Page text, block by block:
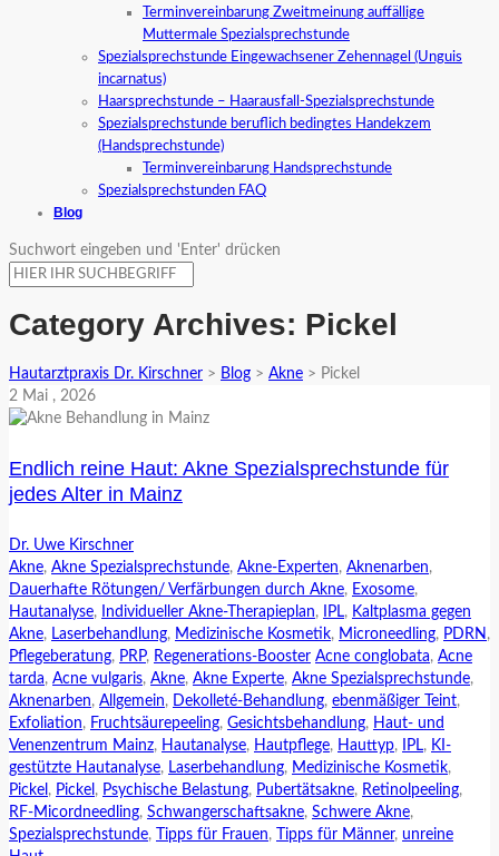
Terminvereinbarung Zweitmeinung auffällige
Muttermale Spezialsprechstunde
Spezialsprechstunde Eingewachsener Zehennagel (Unguis
incarnatus)
Haarsprechstunde – Haarausfall-Spezialsprechstunde
Spezialsprechstunde beruflich bedingtes Handekzem
(Handsprechstunde)
Terminvereinbarung Handsprechstunde
Spezialsprechstunden FAQ
Blog
Suchwort eingeben und 'Enter' drücken
Category Archives: Pickel
Hautarztpraxis Dr. Kirschner > Blog > Akne > Pickel
2 Mai , 2026
Endlich reine Haut: Akne Spezialsprechstunde für
jedes Alter in Mainz
Dr. Uwe Kirschner
Akne, Akne Spezialsprechstunde, Akne-Experten, Aknenarben,
Dauerhafte Rötungen/ Verfärbungen durch Akne, Exosome,
Hautanalyse, Individueller Akne-Therapieplan, IPL, Kaltplasma gegen
Akne, Laserbehandlung, Medizinische Kosmetik, Microneedling, PDRN ,
Pflegeberatung, PRP, Regenerations-Booster Acne conglobata, Acne
tarda, Acne vulgaris, Akne, Akne Experte, Akne Spezialsprechstunde,
Aknenarben, Allgemein, Dekolleté-Behandlung, ebenmäßiger Teint,
Exfoliation, Fruchtsäurepeeling, Gesichtsbehandlung, Haut- und
Venenzentrum Mainz, Hautanalyse, Hautpflege, Hauttyp, IPL, KI-
gestützte Hautanalyse, Laserbehandlung, Medizinische Kosmetik,
Pickel , Pickel , Psychische Belastung, Pubertätsakne, Retinolpeeling,
RF-Micordneedling, Schwangerschaftsakne, Schwere Akne,
Spezialsprechstunde, Tipps für Frauen, Tipps für Männer, unreine